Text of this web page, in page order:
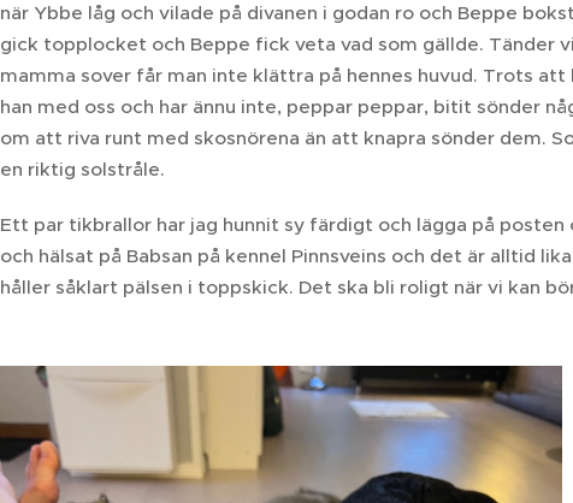
när Ybbe låg och vilade på divanen i godan ro och Beppe
gick topplocket och Beppe fick veta vad som gällde. Tänder
mamma sover får man inte klättra på hennes huvud. Trots
han med oss och har ännu inte, peppar peppar, bitit sönder
om att riva runt med skosnörena än att knapra sönder dem.
en riktig solstråle.
Ett par tikbrallor har jag hunnit sy färdigt och lägga på
och hälsat på Babsan på kennel Pinnsveins och det är alltid
håller såklart pälsen i toppskick. Det ska bli roligt när vi kan